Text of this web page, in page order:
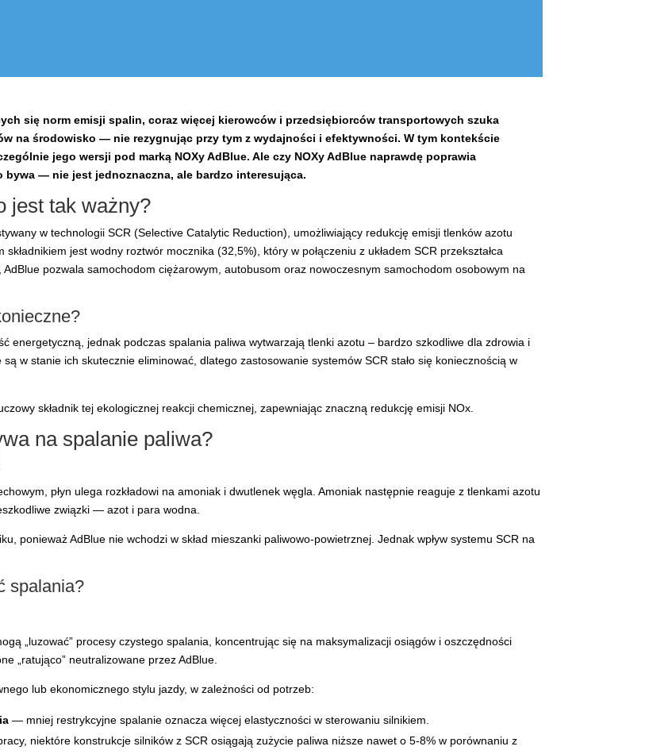
się norm emisji spalin, coraz więcej kierowców i przedsiębiorców transportowych szuka
na środowisko — nie rezygnując przy tym z wydajności i efektywności. W tym kontekście
jego wersji pod marką NOXy AdBlue. Ale czy NOXy AdBlue naprawdę poprawia
— nie jest jednoznaczna, ale bardzo interesująca.
jest tak ważny?
w technologii SCR (Selective Catalytic Reduction), umożliwiający redukcję emisji tlenków azotu
jest wodny roztwór mocznika (32,5%), który w połączeniu z układem SCR przekształca
pozwala samochodom ciężarowym, autobusom oraz nowoczesnym samochodom osobowym na
energetyczną, jednak podczas spalania paliwa wytwarzają tlenki azotu – bardzo szkodliwe dla zdrowia i
w stanie ich skutecznie eliminować, dlatego zastosowanie systemów SCR stało się koniecznością w
składnik tej ekologicznej reakcji chemicznej, zapewniając znaczną redukcję emisji NOx.
na spalanie paliwa?
płyn ulega rozkładowi na amoniak i dwutlenek węgla. Amoniak następnie reaguje z tlenkami azotu
związki — azot i para wodna.
ponieważ AdBlue nie wchodzi w skład mieszanki paliwowo-powietrznej. Jednak wpływ systemu SCR na
spalania?
„luzować” procesy czystego spalania, koncentrując się na maksymalizacji osiągów i oszczędności
„ratująco” neutralizowane przez AdBlue.
lub ekonomicznego stylu jazdy, w zależności od potrzeb:
— mniej restrykcyjne spalanie oznacza więcej elastyczności w sterowaniu silnikiem.
niektóre konstrukcje silników z SCR osiągają zużycie paliwa niższe nawet o 5-8% w porównaniu z